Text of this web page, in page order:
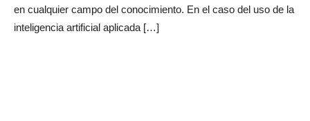
en cualquier campo del conocimiento. En el caso del uso de la
inteligencia artificial aplicada […]